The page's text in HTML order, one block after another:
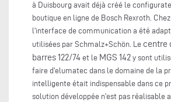
à Duisbourg avait déjà créé le
boutique en ligne de Bosch Rexroth.
l'interface de communication a été
utilisées par Schmalz+Schön. Le centre
barres 122/74 et le MGS 142 y sont
faire d'elumatec dans le domaine de la
intelligente était indispensable dans ce
solution développée n'est pas réalisable